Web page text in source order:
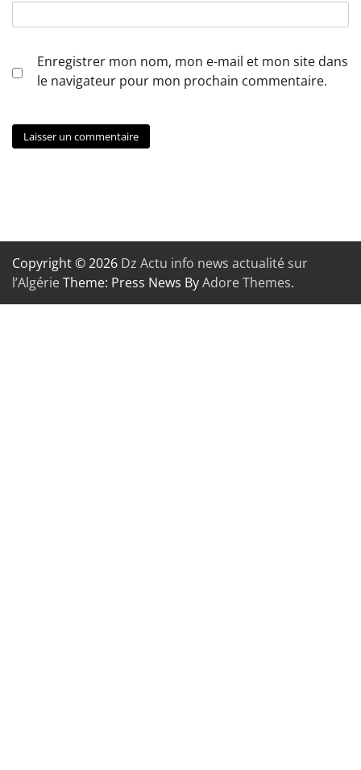
Enregistrer mon nom, mon e-mail et mon site dans
le navigateur pour mon prochain commentaire.
Copyright © 2026 Dz Actu info news actualité sur
l’AlgérieTheme: Press News ByAdore Themes.